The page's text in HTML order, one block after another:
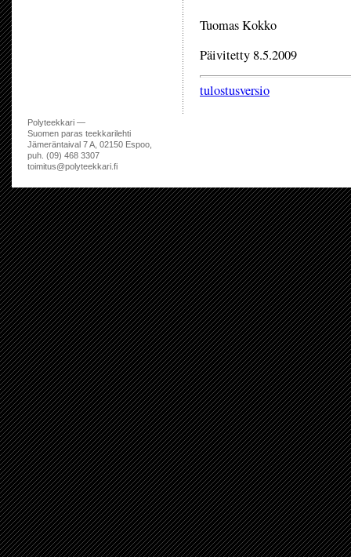
Tuomas Kokko
Päivitetty 8.5.2009
tulostusversio
Polyteekkari —
Suomen paras teekkarilehti
Jämeräntaival 7 A, 02150 Espoo,
puh. (09) 468 3307
toimitus@polyteekkari.fi